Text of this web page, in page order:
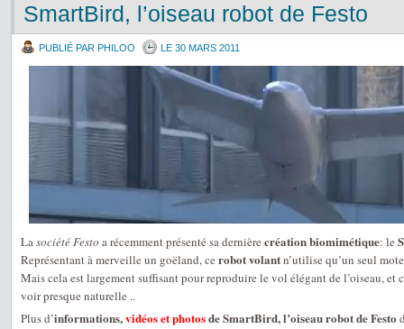
SmartBird, l’oiseau robot de Festo
PUBLIÉ PAR PHILOO LE 30 MARS 2011
Lasociété Festo a récemment présenté sa dernière création biomimétique: le
Représentant à merveille un goëland, ce robot volantn’utilise qu’un seul
Mais cela est largement suffisant pour reproduire le vol élégant de l’oiseau, et
voir presque naturelle ..
Plus d’informations,vidéos et photosde SmartBird, l’oiseau robot de Festo